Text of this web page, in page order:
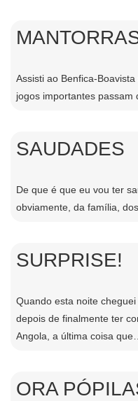
Assisti ao Benfica-
jogos importantes passam
SAUDADES
De que é que eu vou ter
obviamente, da famí­lia,
SURPRISE!
Quando esta noite
depois de finalmente ter
Angola, a última coisa
ORA